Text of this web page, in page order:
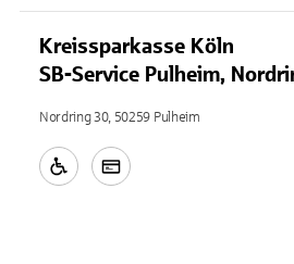
Kreissparkasse Köln
SB-Service Pulheim,
Nordring 30, 50259 Pulheim